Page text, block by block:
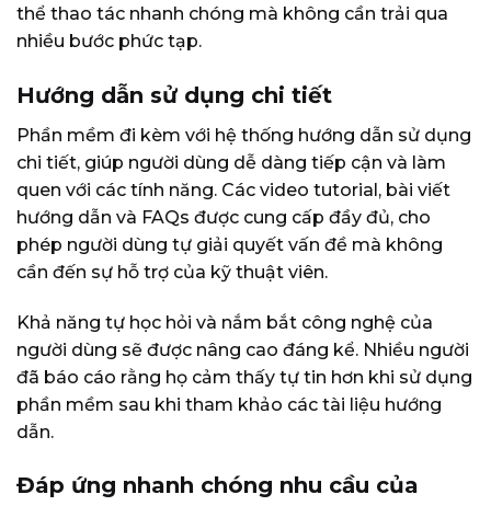
thể thao tác nhanh chóng mà không cần trải qua
nhiều bước phức tạp.
Hướng dẫn sử dụng chi tiết
Phần mềm đi kèm với hệ thống hướng dẫn sử dụng
chi tiết, giúp người dùng dễ dàng tiếp cận và làm
quen với các tính năng. Các video tutorial, bài viết
hướng dẫn và FAQs được cung cấp đầy đủ, cho
phép người dùng tự giải quyết vấn đề mà không
cần đến sự hỗ trợ của kỹ thuật viên.
Khả năng tự học hỏi và nắm bắt công nghệ của
người dùng sẽ được nâng cao đáng kể. Nhiều người
đã báo cáo rằng họ cảm thấy tự tin hơn khi sử dụng
phần mềm sau khi tham khảo các tài liệu hướng
dẫn.
Đáp ứng nhanh chóng nhu cầu của